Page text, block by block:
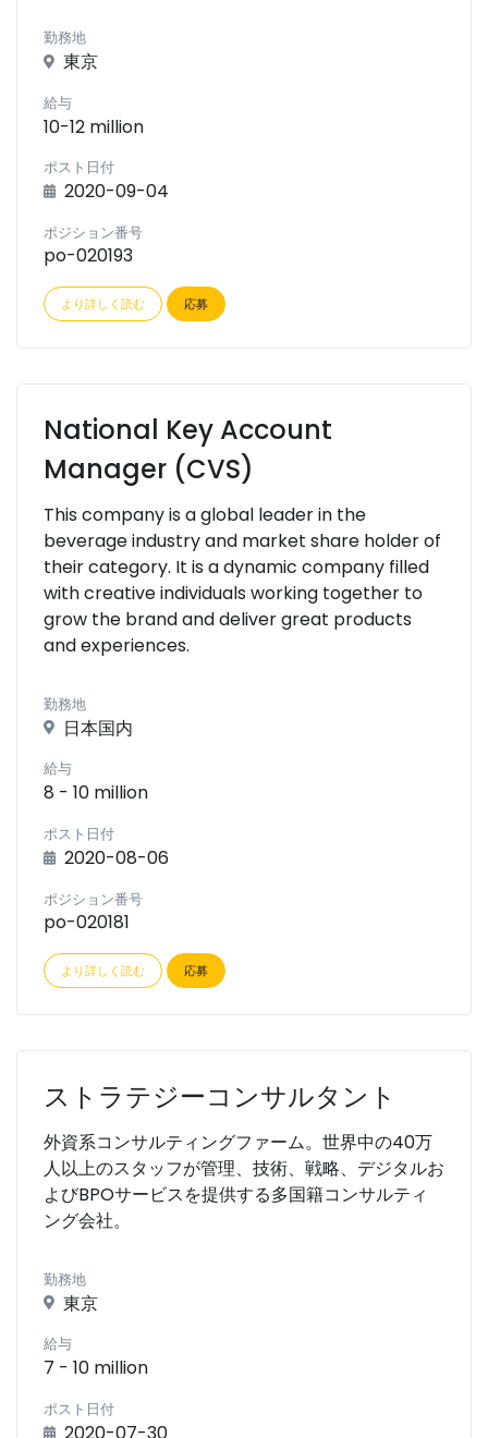
勤務地
東京
給与
10-12 million
ポスト日付
2020-09-04
ポジション番号
po-020193
より詳しく読む 応募
National Key Account
Manager (CVS)
This company is a global leader in the
beverage industry and market share holder of
their category. It is a dynamic company filled
with creative individuals working together to
grow the brand and deliver great products
and experiences.
勤務地
日本国内
給与
8 - 10 million
ポスト日付
2020-08-06
ポジション番号
po-020181
より詳しく読む 応募
ストラテジーコンサルタント
外資系コンサルティングファーム。世界中の40万
人以上のスタッフが管理、技術、戦略、デジタルお
よびBPOサービスを提供する多国籍コンサルティ
ング会社。
勤務地
東京
給与
7 - 10 million
ポスト日付
2020-07-30